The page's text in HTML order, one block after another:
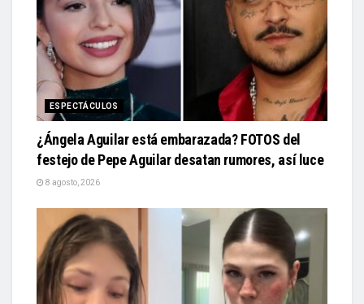
ESPECTÁCULOS
¿Ángela Aguilar está embarazada? FOTOS del
festejo de Pepe Aguilar desatan rumores, así luce
8 agosto, 2026